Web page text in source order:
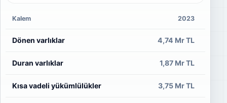
Kalem 2023
Dönen varlıklar 4,74 Mr TL
Duran varlıklar 1,87 Mr TL
Kısa vadeli yükümlülükler 3,75 Mr TL